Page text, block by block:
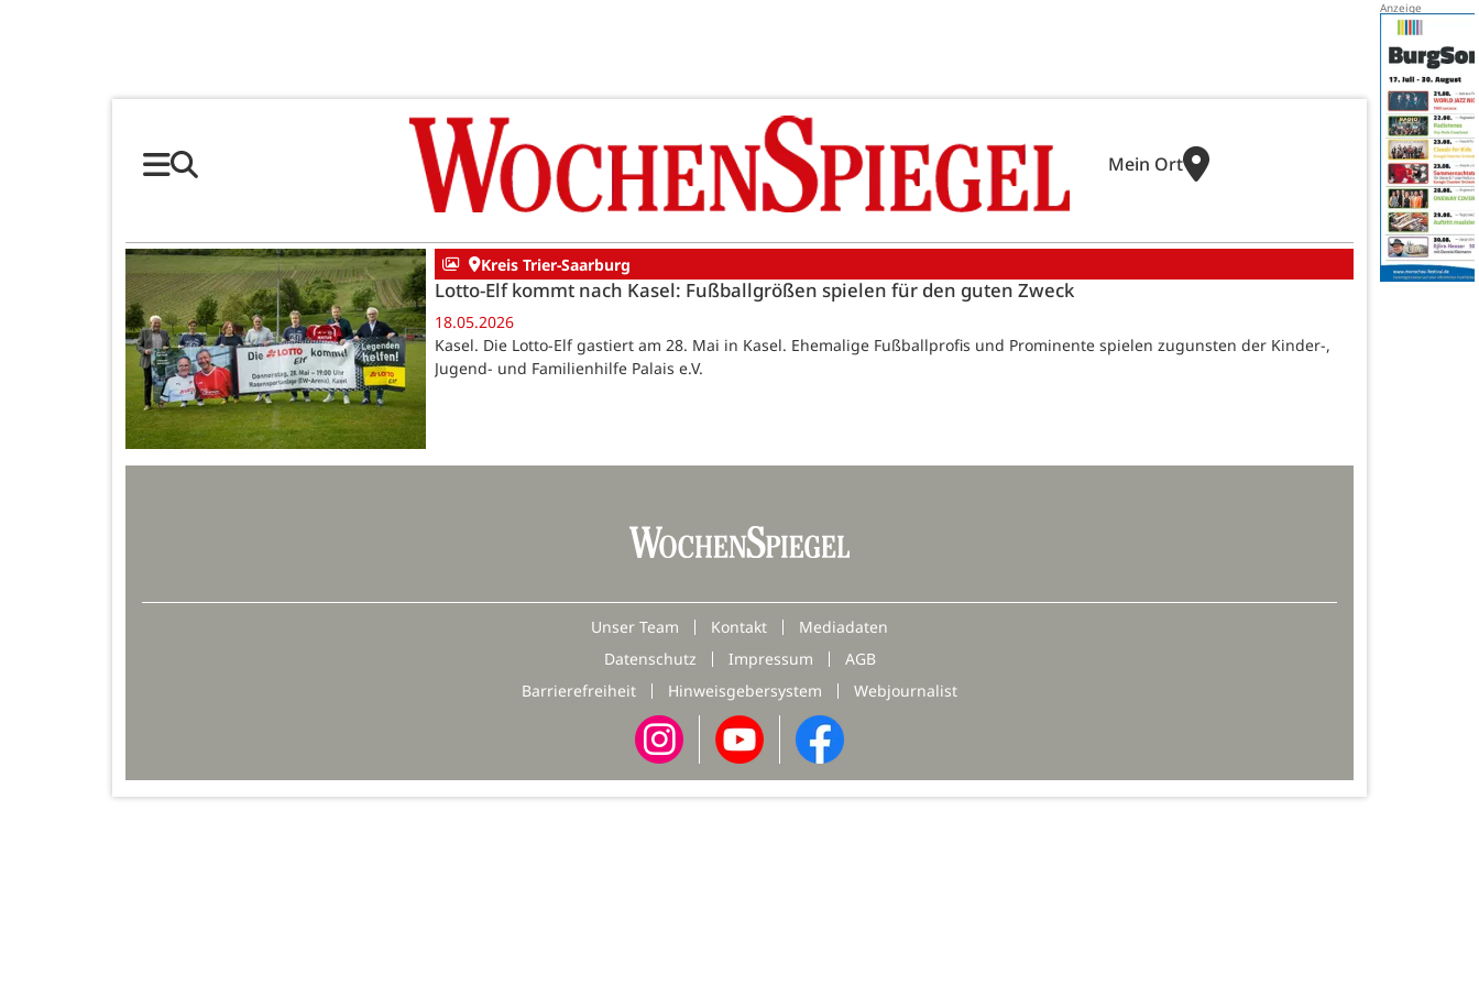
Mein Ort
Kreis Trier-Saarburg
Lotto-Elf kommt nach Kasel: Fußballgrößen spielen für den guten Zweck
18.05.2026
Kasel. Die Lotto-Elf gastiert am 28. Mai in Kasel. Ehemalige Fußballprofis und Prominente spielen zugunsten der Kinder-,
Jugend- und Familienhilfe Palais e.V.
Unser Team Kontakt
Mediadaten
Datenschutz
Impressum
AGB
Barrierefreiheit
Hinweisgebersystem Webjournalist